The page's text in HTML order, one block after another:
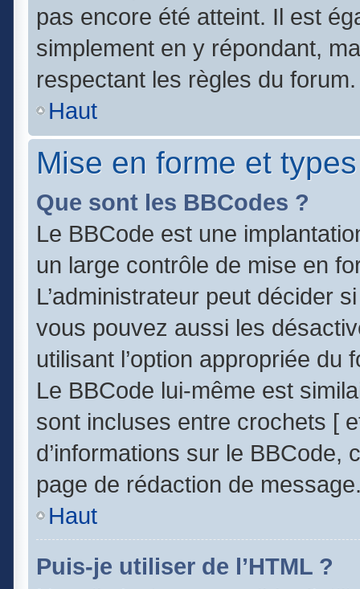
pas encore été atteint. Il est
simplement en y répondant,
respectant les règles du forum.
Haut
Mise en forme et
Que sont les BBCodes ?
Le BBCode est une
un large contrôle de mise en
L’administrateur peut décider
vous pouvez aussi les
utilisant l’option appropriée
Le BBCode lui-même est
sont incluses entre crochets [
d’informations sur le BBCode,
page de rédaction de
Haut
Puis-je utiliser de l’HTML ?